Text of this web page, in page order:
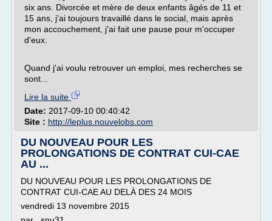
six ans. Divorcée et mère de deux enfants âgés de 11 et
15 ans, j'ai toujours travaillé dans le social, mais après
mon accouchement, j'ai fait une pause pour m'occuper
d'eux.
Quand j'ai voulu retrouver un emploi, mes recherches se
sont...
Lire la suite
Date: 2017-09-10 00:40:42
Site : http://leplus.nouvelobs.com
DU NOUVEAU POUR LES
PROLONGATIONS DE CONTRAT CUI-CAE
AU ...
DU NOUVEAU POUR LES PROLONGATIONS DE
CONTRAT CUI-CAE AU DELÀ DES 24 MOIS
vendredi 13 novembre 2015